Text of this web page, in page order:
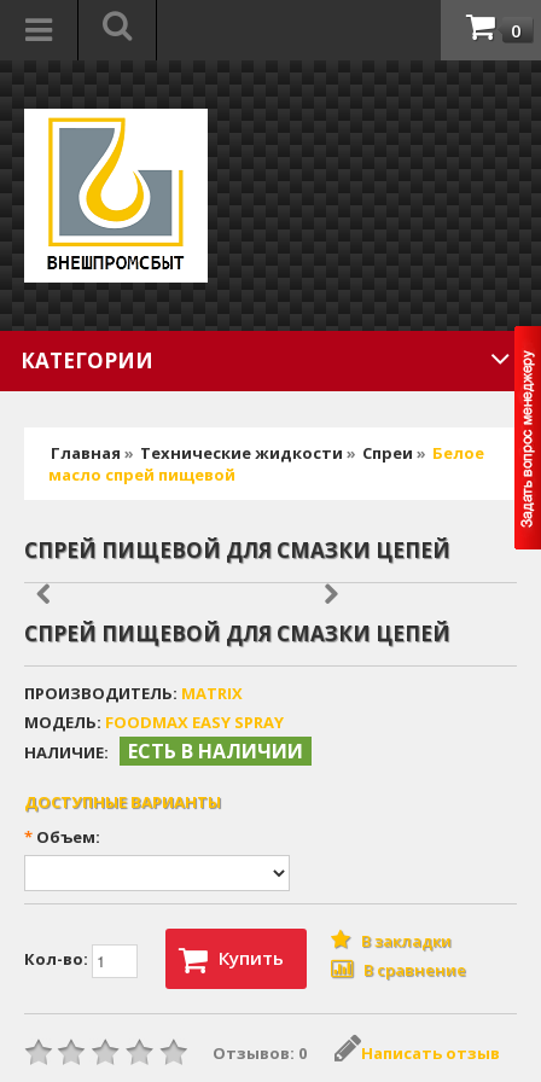
0
КАТЕГОРИИ
Главная » Технические жидкости » Спреи » Белое
масло спрей пищевой
СПРЕЙ ПИЩЕВОЙ ДЛЯ СМАЗКИ ЦЕПЕЙ
СПРЕЙ ПИЩЕВОЙ ДЛЯ СМАЗКИ ЦЕПЕЙ
ПРОИЗВОДИТЕЛЬ: MATRIX
МОДЕЛЬ: FOODMAX EASY SPRAY
НАЛИЧИЕ:
ЕСТЬ В НАЛИЧИИ
ДОСТУПНЫЕ ВАРИАНТЫ
* Объем:
Кол-во: Купить
В закладки
В сравнение
Отзывов: 0 Написать отзыв